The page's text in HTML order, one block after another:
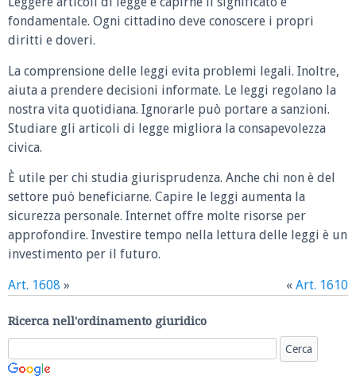
fondamentale. Ogni cittadino deve conoscere i propri
diritti e doveri.
La comprensione delle leggi evita problemi legali. Inoltre,
aiuta a prendere decisioni informate. Le leggi regolano la
nostra vita quotidiana. Ignorarle può portare a sanzioni.
Studiare gli articoli di legge migliora la consapevolezza
civica.
È utile per chi studia giurisprudenza. Anche chi non è del
settore può beneficiarne. Capire le leggi aumenta la
sicurezza personale. Internet offre molte risorse per
approfondire. Investire tempo nella lettura delle leggi è un
investimento per il futuro.
Art. 1608 » « Art. 1610
Ricerca nell'ordinamento giuridico